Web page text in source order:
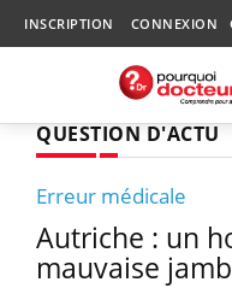
INSCRIPTION CONNEXION
QUESTION D'ACTU
Erreur médicale
Autriche : un
mauvaise